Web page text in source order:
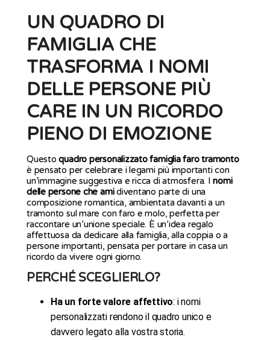
UN QUADRO DI
FAMIGLIA CHE
TRASFORMA I NOMI
DELLE PERSONE PIÙ
CARE IN UN RICORDO
PIENO DI EMOZIONE
Questoquadro personalizzato famiglia faro tramonto
è pensato per celebrare i legami più importanti con
un’immagine suggestiva e ricca di atmosfera. Inomi
delle persone che amidiventano parte di una
composizione romantica, ambientata davanti a un
tramonto sul mare con faro e molo, perfetta per
raccontare un’unione speciale. È un’idea regalo
affettuosa da dedicare alla famiglia, alla coppia o a
persone importanti, pensata per portare in casa un
ricordo da vivere ogni giorno.
PERCHÉ SCEGLIERLO?
Ha un forte valore affettivo: i nomi
personalizzati rendono il quadro unico e
davvero legato alla vostra storia.